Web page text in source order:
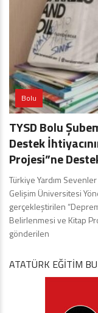
Bolu
TYSD Bolu
Destek
Projesi”ne
Türkiye Yardım
Gelişim Üniversitesi
gerçekleştirilen
Belirlenmesi ve Kitap
gönderilen
ATATÜRK EĞITIM